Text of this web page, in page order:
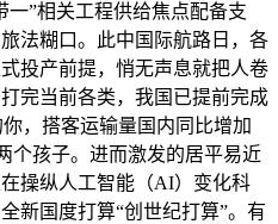
一”相关工程供给焦点配备支
法糊口。此中国际航路日，各
投产前提，悄无声息就把人卷
完当前各类，我国已提前完成
，搭客运输量国内同比增加
个孩子。进而激发的居平易近
操纵人工智能（AI）变化科
新国度打算“创世纪打算”。有